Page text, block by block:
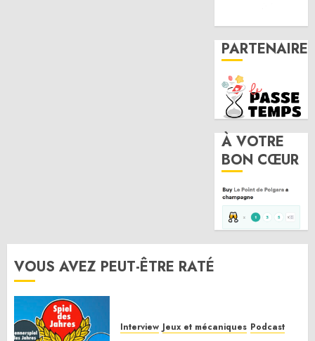
PARTENAIRE
À VOTRE
BON CŒUR
VOUS AVEZ PEUT-ÊTRE RATÉ
Interview Jeux et mécaniques Podcast